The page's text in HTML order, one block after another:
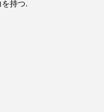
持つ.